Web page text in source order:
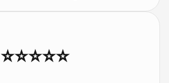
⭐⭐⭐⭐⭐